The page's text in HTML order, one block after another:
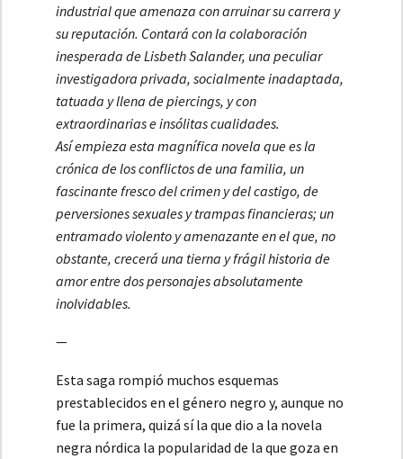
industrial que amenaza con arruinar su carrera y
su reputación. Contará con la colaboración
inesperada de Lisbeth Salander, una peculiar
investigadora privada, socialmente inadaptada,
tatuada y llena de piercings, y con
extraordinarias e insólitas cualidades.
Así empieza esta magnífica novela que es la
crónica de los conflictos de una familia, un
fascinante fresco del crimen y del castigo, de
perversiones sexuales y trampas financieras; un
entramado violento y amenazante en el que, no
obstante, crecerá una tierna y frágil historia de
amor entre dos personajes absolutamente
inolvidables.
—
Esta saga rompió muchos esquemas
prestablecidos en el género negro y, aunque no
fue la primera, quizá sí la que dio a la novela
negra nórdica la popularidad de la que goza en